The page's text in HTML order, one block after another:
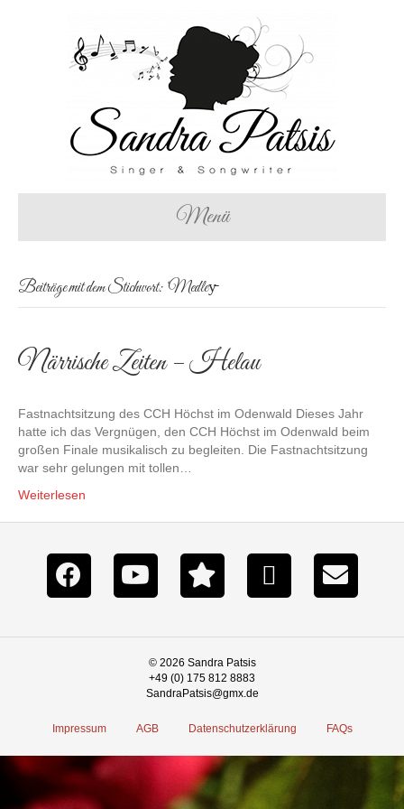
Menü
Beiträge mit dem Stichwort: ‘Medley̵
Närrische Zeiten – Helau
Fastnachtsitzung des CCH Höchst im Odenwald Dieses Jahr
hatte ich das Vergnügen, den CCH Höchst im Odenwald beim
großen Finale musikalisch zu begleiten. Die Fastnachtsitzung
war sehr gelungen mit tollen…
Weiterlesen
© 2026 Sandra Patsis
+49 (0) 175 812 8883
SandraPatsis@gmx.de
Impressum AGB Datenschutzerklärung FAQs